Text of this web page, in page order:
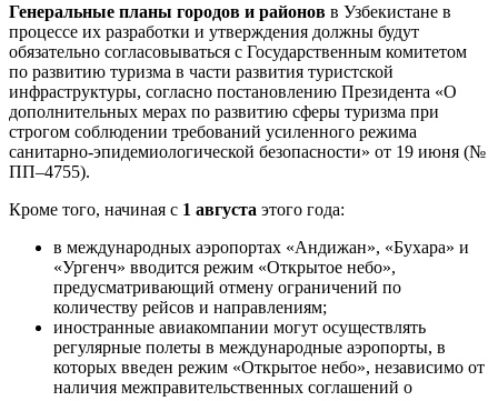
Генеральные планы городов и районов в Узбекистане в
процессе их разработки и утверждения должны будут
обязательно согласовываться с Государственным комитетом
по развитию туризма в части развития туристской
инфраструктуры, согласно постановлению Президента «О
дополнительных мерах по развитию сферы туризма при
строгом соблюдении требований усиленного режима
санитарно-эпидемиологической безопасности» от 19 июня (№
ПП–4755).
Кроме того, начиная с 1 августа этого года:
в международных аэропортах «Андижан», «Бухара» и
«Ургенч» вводится режим «Открытое небо»,
предусматривающий отмену ограничений по
количеству рейсов и направлениям;
иностранные авиакомпании могут осуществлять
регулярные полеты в международные аэропорты, в
которых введен режим «Открытое небо», независимо от
наличия межправительственных соглашений о